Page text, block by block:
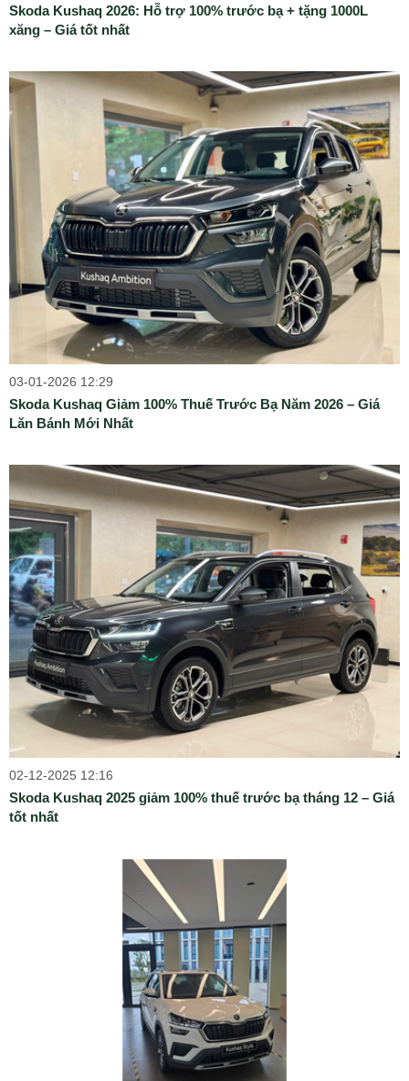
Skoda Kushaq 2026: Hỗ trợ 100% trước bạ + tặng 1000L
xăng – Giá tốt nhất
03-01-2026 12:29
Skoda Kushaq Giảm 100% Thuế Trước Bạ Năm 2026 – Giá
Lăn Bánh Mới Nhất
02-12-2025 12:16
Skoda Kushaq 2025 giảm 100% thuế trước bạ tháng 12 – Giá
tốt nhất